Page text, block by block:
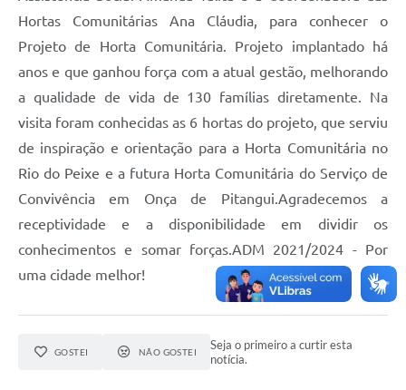
Hortas Comunitárias Ana Cláudia, para conhecer o
Projeto de Horta Comunitária. Projeto implantado há
anos e que ganhou força com a atual gestão, melhorando
a qualidade de vida de 130 famílias diretamente. Na
visita foram conhecidas as 6 hortas do projeto, que serviu
de inspiração e orientação para a Horta Comunitária no
Rio do Peixe e a futura Horta Comunitária do Serviço de
Convivência em Onça de Pitangui.Agradecemos a
receptividade e a disponibilidade em dividir os
conhecimentos e somar forças.ADM 2021/2024 - Por
uma cidade melhor!
GOSTEI NÃO GOSTEI
Seja o primeiro a curtir esta
notícia.